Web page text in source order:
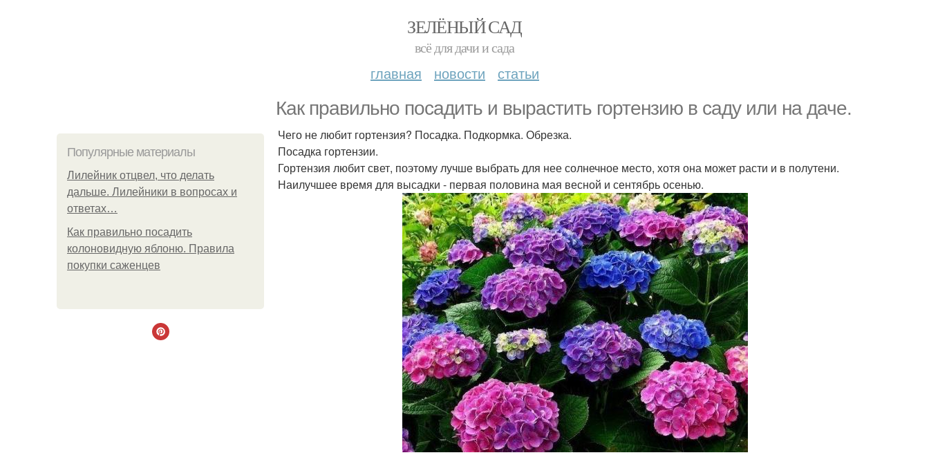
ЗЕЛЁНЫЙ САД
всё для дачи и сада
главная новости статьи
Как правильно посадить и вырастить гортензию в саду или на даче.
Популярные материалы
Лилейник отцвел, что делать
дальше. Лилейники в вопросах и
ответах…
Как правильно посадить
колоновидную яблоню. Правила
покупки саженцев
Чего не любит гортензия? Посадка. Подкормка. Обрезка.
Посадка гортензии.
Гортензия любит свет, поэтому лучше выбрать для нее солнечное место, хотя она может расти и в полутени.
Наилучшее время для высадки - первая половина мая весной и сентябрь осенью.